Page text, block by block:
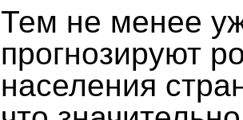
Тем не менее
прогнозируют
населения